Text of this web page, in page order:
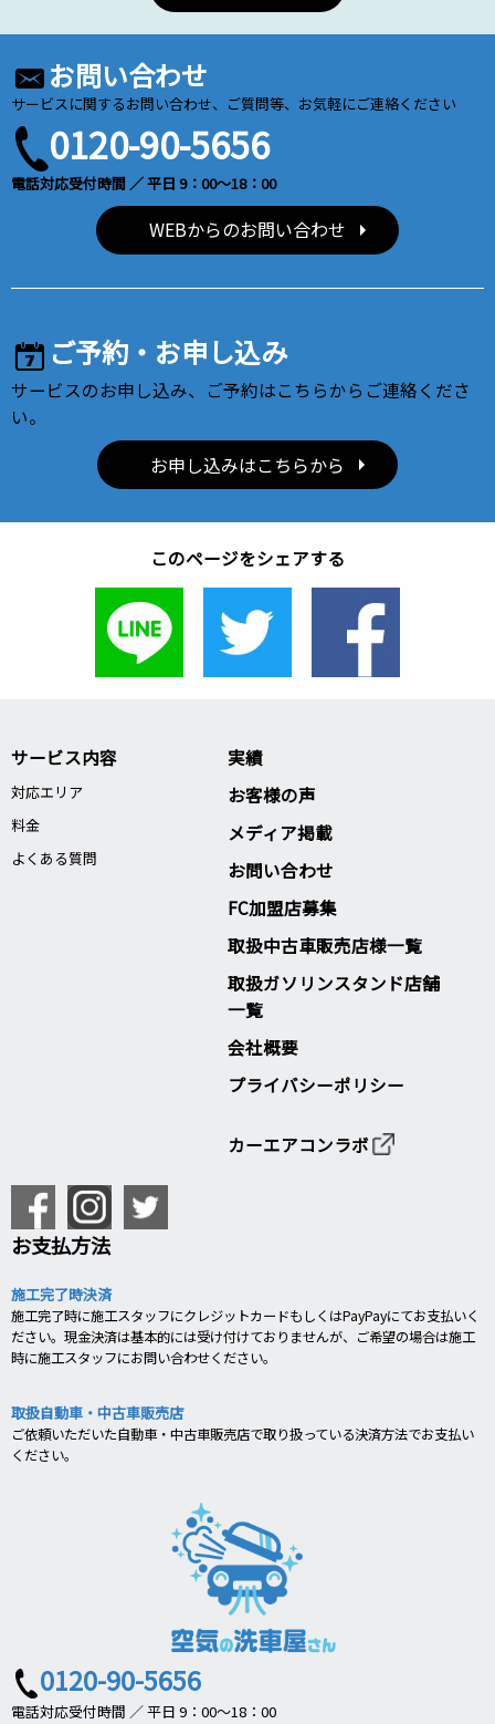
お問い合わせ
サービスに関するお問い合わせ、ご質問等、お気軽にご連絡ください
0120-90-5656
電話対応受付時間 ／ 平日 9：00～18：00
WEBからのお問い合わせ
ご予約・お申し込み
サービスのお申し込み、ご予約はこちらからご連絡くださ
い。
お申し込みはこちらから
このページをシェアする
サービス内容
対応エリア
料金
よくある質問
実績
お客様の声
メディア掲載
お問い合わせ
FC加盟店募集
取扱中古車販売店様一覧
取扱ガソリンスタンド店舗
一覧
会社概要
プライバシーポリシー
カーエアコンラボ
お支払方法
施工完了時決済
施工完了時に施工スタッフにクレジットカードもしくはPayPayにてお支払いく
ださい。現金決済は基本的には受け付けておりませんが、ご希望の場合は施工
時に施工スタッフにお問い合わせください。
取扱自動車・中古車販売店
ご依頼いただいた自動車・中古車販売店で取り扱っている決済方法でお支払い
ください。
0120-90-5656
電話対応受付時間 ／ 平日 9：00～18：00